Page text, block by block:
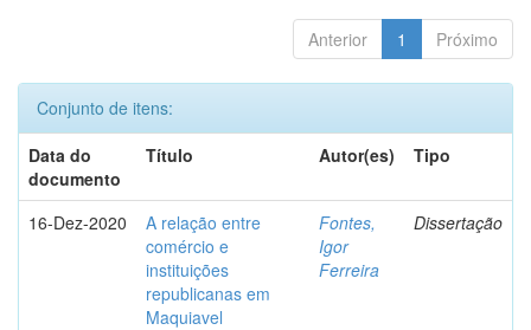
Anterior 1 Próximo
Conjunto de itens:
Data do
documento
Título Autor(es) Tipo
16-Dez-2020
A relação entre
comércio e
instituições
republicanas em
Maquiavel
Fontes,
Igor
Ferreira
Dissertação